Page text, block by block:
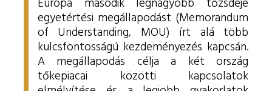
Európa második legnagyobb tőzsdéje
egyetértési megállapodást (Memorandum
of Understanding, MOU) írt alá több
kulcsfontosságú kezdeményezés kapcsán.
A megállapodás célja a két ország
tőkepiacai közötti kapcsolatok